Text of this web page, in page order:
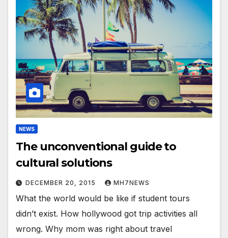
NEWS
The unconventional guide to
cultural solutions
DECEMBER 20, 2015 MH7NEWS
What the world would be like if student tours
didn’t exist. How hollywood got trip activities all
wrong. Why mom was right about travel